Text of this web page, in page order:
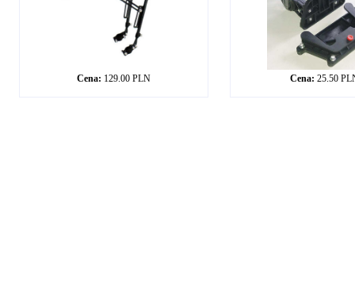
Cena: 129.00 PLN Cena: 25.50